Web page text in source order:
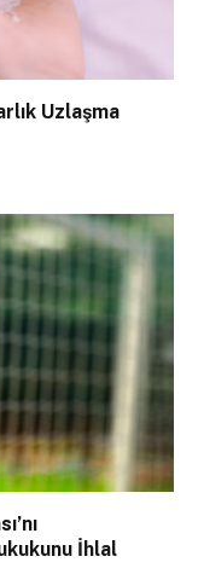
Uzlaşma
İhlal